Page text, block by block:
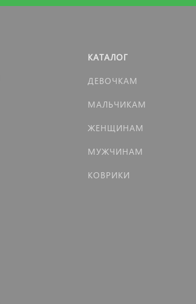
КАТАЛОГ
ДЕВОЧКАМ
МАЛЬЧИКАМ
ЖЕНЩИНАМ
МУЖЧИНАМ
КОВРИКИ